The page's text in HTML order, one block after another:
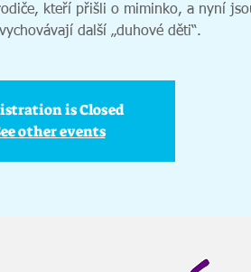
kteří přišli o miminko, a nyní
další „duhové děti‘‘.
is Closed
other events